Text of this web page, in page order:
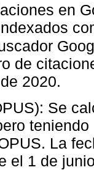
en
de
2020.
Se
La
el 1 de